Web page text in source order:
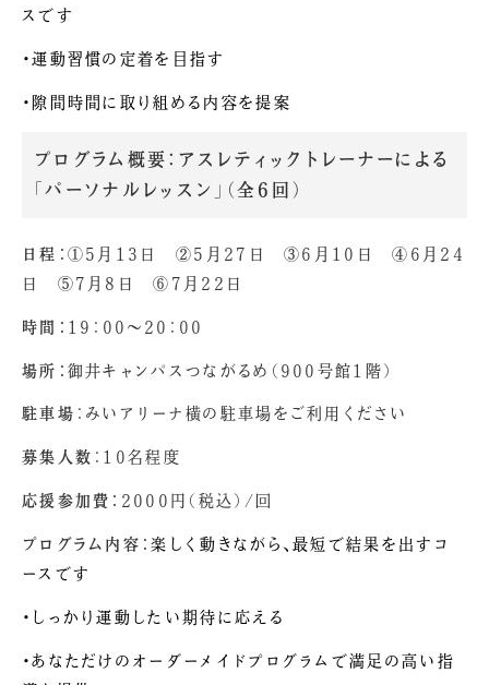
スです
・運動習慣の定着を目指す
・隙間時間に取り組める内容を提案
プログラム概要：アスレティックトレーナーによる
「パーソナルレッスン」（全６回）
日程： ①5月13日 ②5月27日 ③6月10日 ④6月24
日 ⑤7月8日 ⑥7月22日
時間： 19：00～20：00
場所： 御井キャンパスつながるめ（900号館1階）
駐車場 ：みいアリーナ横の駐車場をご利用ください
募集人数 ：10名程度
応援参加費： 2000円（税込）/回
プログラム内容：楽しく動きながら、最短で結果を出すコ
ースです
・ しっかり運動したい期待に応える
・あなただけのオーダーメイドプログラムで満足の高い指